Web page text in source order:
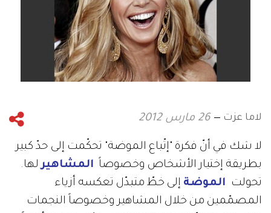
لاما عزت 26 مارس 2012
لا شك في أنّ فكرة "إتّباع الموضة" تحكّمت إلى حدّ كبير
بطريقة إختيار الأشخاص وخصوصاً المشاهيرلها.
تحولت الموضة إلى خطّ متبدّل تعكسه أزياء
المصمّمين من خلال المشاهير وخصوصاً النجمات